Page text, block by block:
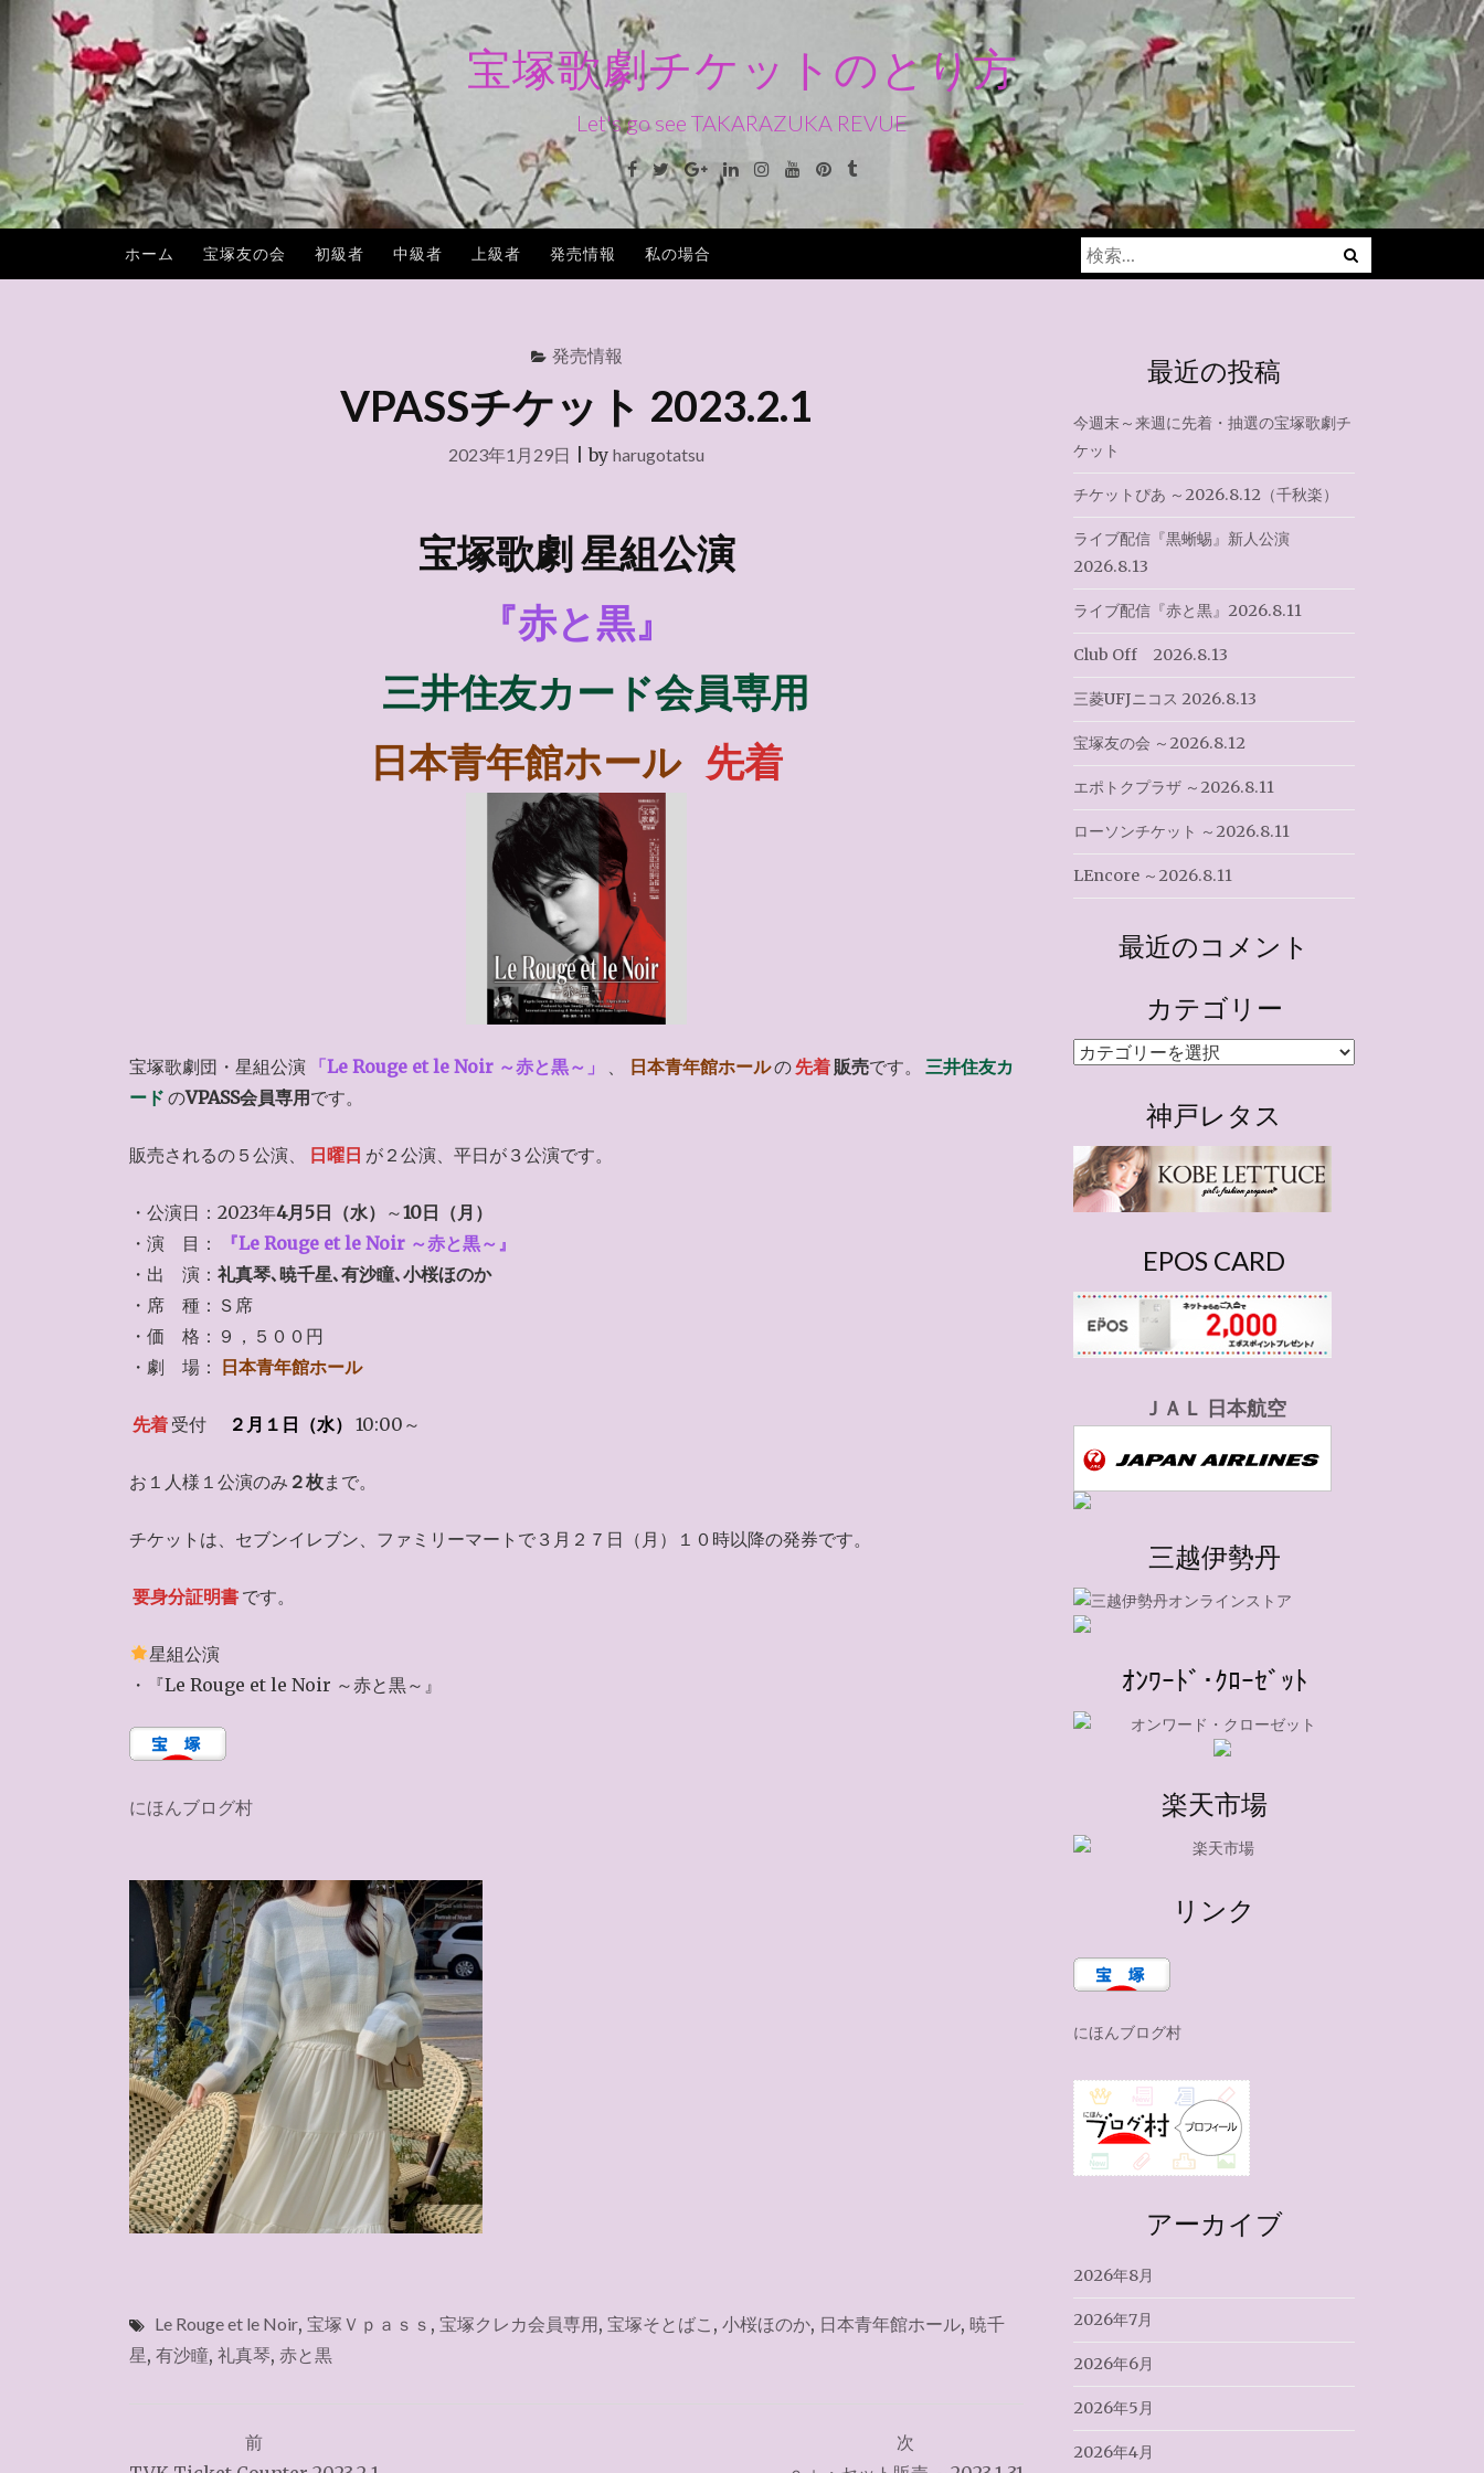
へ
ス
キ
宝塚歌劇チケットのとり方
Let's go see TAKARAZUKA REVUE
Facebook
TwitterGoogle+LinkedinInstagramYoutubePinterest
Tumblr
ホーム 宝塚友の会 初級者 中級者 上級者 発売情報 私の場合
検
索:
発売情報
VPASSチケット 2023.2.1
2023年1月29日 |by harugotatsu
宝塚歌劇 星組公演
『赤と黒』
三井住友カード会員専用
日本青年館ホール 先着
宝塚歌劇団・星組公演 「Le Rouge et le Noir ～赤と黒～」 、 日本青年館ホールの 先着 販売です。
三井住友カ
ード のVPASS会員専用 です。
販売されるの５公演、 日曜日 が２公演、平日が３公演です。
・公演日：2023年4月5日（水） ～10日（月）
・演 目：
『Le Rouge et le Noir ～赤と黒～』
・出 演： 礼真琴､暁千星､有沙瞳､小桜ほのか
・席 種：Ｓ席
・価 格：９，５００円
・劇 場：
日本青年館ホール
先着 受付 ２月１日（水） 10:00～
お１人様１公演のみ ２枚まで。
チケットは、セブンイレブン、ファミリーマートで３月２７日（月）１０時以降の発券です。
要身分証明書 です。
星組公演
・『Le Rouge et le Noir ～赤と黒～』
にほんブログ村
Le Rouge et le Noir, 宝塚Ｖｐａｓｓ , 宝塚クレカ会員専用, 宝塚そとばこ , 小桜ほのか, 日本青年館ホール, 暁千
星, 有沙瞳, 礼真琴, 赤と黒
前
次
最近の投稿
今週末～来週に先着・抽選の宝塚歌劇チ
ケット
チケットぴあ ～2026.8.12（千秋楽）
ライブ配信『黒蜥蜴』新人公演
2026.8.13
ライブ配信『赤と黒』2026.8.11
Club Off 2026.8.13
三菱UFJニコス 2026.8.13
宝塚友の会 ～2026.8.12
エポトクプラザ ～2026.8.11
ローソンチケット ～2026.8.11
LEncore ～2026.8.11
最近のコメント
カテゴリー
カ
ー
神戸レタス
EPOS CARD
ＪＡＬ 日本航空
三越伊勢丹
ｵﾝﾜｰﾄﾞ･ｸﾛｰｾﾞｯﾄ
楽天市場
リンク
にほんブログ村
アーカイブ
2026年8月
2026年7月
2026年6月
2026年5月
2026年4月